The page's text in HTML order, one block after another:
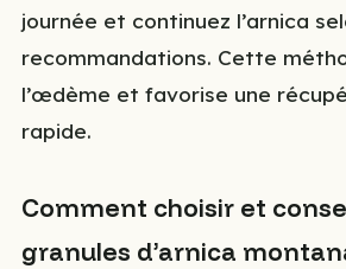
journée et continuez l’arnica
recommandations. Cette
l’œdème et favorise une
rapide.
Comment choisir et
granules d’arnica